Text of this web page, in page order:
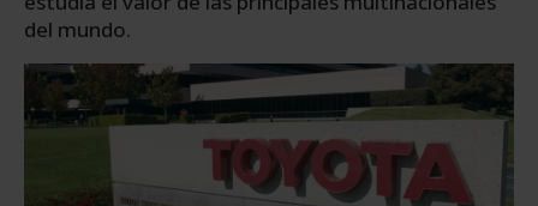
del mundo.